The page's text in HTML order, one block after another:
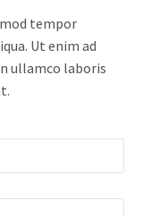
tempor
Ut enim ad
ullamco laboris